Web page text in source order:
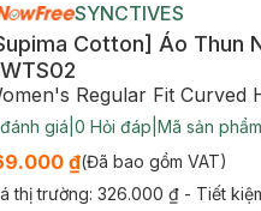
SYNCTIVES
Cotton] Áo Thun
Regular Fit Curved
đánh giá 0 Hỏi đáp Mã sản
₫(Đã bao gồm VAT)
thị trường: 326.000 ₫ - Tiết